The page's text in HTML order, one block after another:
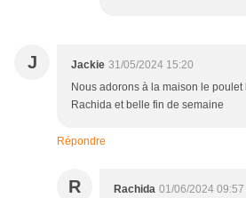
J Jackie 31/05/2024 15:20
Nous adorons à la maison le
Rachida et belle fin de semaine
Répondre
R Rachida 01/06/2024 09:57